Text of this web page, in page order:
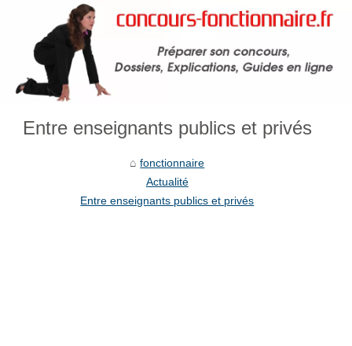
Entre enseignants publics et privés
fonctionnaire
Actualité
Entre enseignants publics et privés